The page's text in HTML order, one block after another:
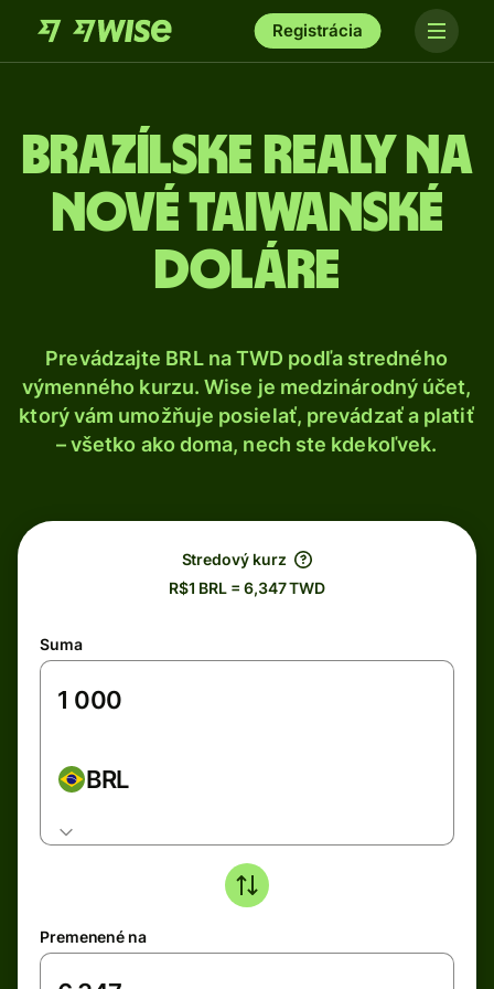
Registrácia
Brazílske realy na
nové taiwanské
doláre
Prevádzajte BRL na TWD podľa stredného
výmenného kurzu. Wise je medzinárodný účet,
ktorý vám umožňuje posielať, prevádzať a platiť
– všetko ako doma, nech ste kdekoľvek.
Stredový kurz
R$1 BRL = 6,347 TWD
Suma
BRL
Premenené na